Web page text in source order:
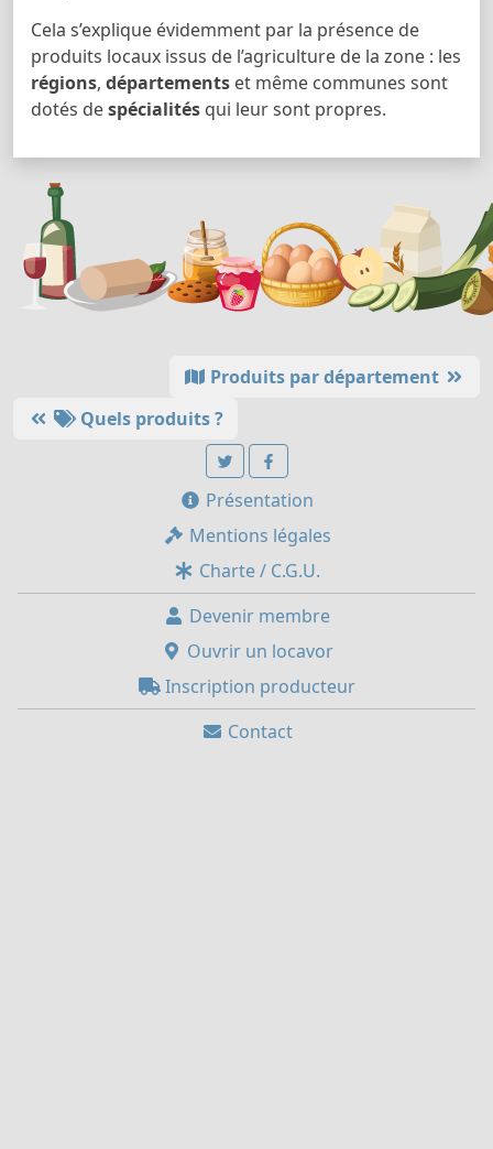
Cela s’explique évidemment par la présence de
produits locaux issus de l’agriculture de la zone : les
régions, départements et même communes sont
dotés despécialités qui leur sont propres.
Produits par département
Quels produits ?
Présentation
Mentions légales
Charte / C.G.U.
Devenir membre
Ouvrir un locavor
Inscription producteur
Contact